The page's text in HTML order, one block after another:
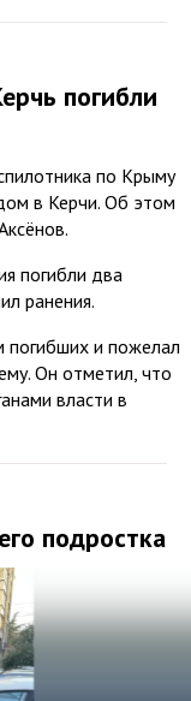
погибли
по Крыму
в Керчи. Об этом
погибли два
ранения.
погибших и пожелал
Он отметил, что
власти в
подростка